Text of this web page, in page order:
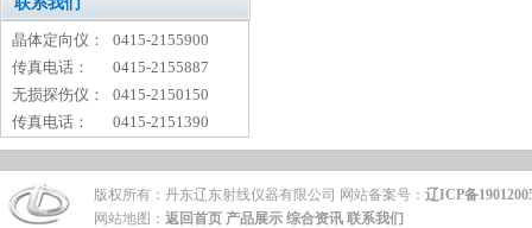
晶体定向仪：
0415-2155900
传真电话：
0415-2155887
无损探伤仪：
0415-2150150
传真电话：
0415-2151390
版权所有：丹东辽东射线仪器有限公司 网站备案号： 辽ICP备
网站地图： 返回首页 产品展示 综合资讯 联系我们